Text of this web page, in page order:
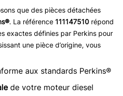
que des pièces détachées
. La référence 111147510 répond
exactes définies par Perkins pour
une pièce d’origine, vous
aux standards Perkins®
de votre moteur diesel